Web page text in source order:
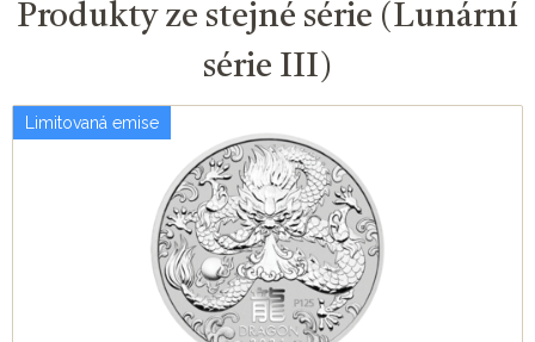
Produkty ze stejné série (Lunární
série III)
Limitovaná emise